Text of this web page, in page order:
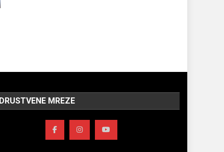
DRUSTVENE MREZE